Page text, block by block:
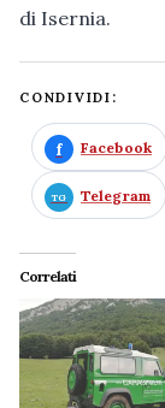
di Isernia.
CONDIVIDI:
Facebook
Telegram
Correlati